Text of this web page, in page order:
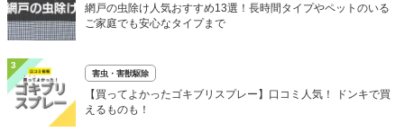
網戸の虫除け人気おすすめ13選！長時間タイプやペットのいる
ご家庭でも安心なタイプまで
3
害虫・害獣駆除
【買ってよかったゴキブリスプレー】口コミ人気！ ドンキで買
えるものも！